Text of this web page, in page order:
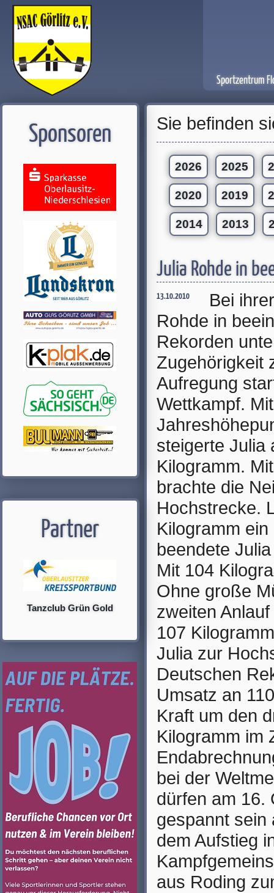
Sportzentrum
Sie befinden
2026 2025
2020 2019
2014 2013
Julia Rohde in
13.10.2010
Bei
Rohde in
Rekorden
Zugehörigkeit
Aufregung
Wettkampf.
steigerte Julia
Kilogramm.
brachte die
Hochstrecke.
Kilogramm
beendete
Mit 104
Ohne große
zweiten
107
Julia zur
Deutschen
Umsatz an
Kraft um den
Kilogramm im
bei der
dürfen am 16.
gespannt sein
dem Aufstieg
aus Roding
Sponsoren
Partner
Tanzclub Grün Gold